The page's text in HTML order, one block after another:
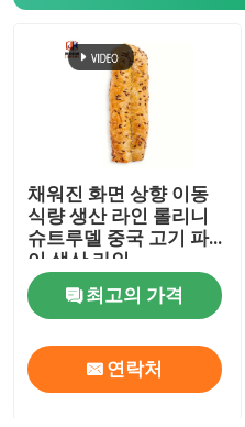
중국 고기 파이 생산 라인
채워진 화면 상향 이동
식량 생산 라인 롤리니
슈트루델 중국 고기 파
이 생산 라인
최고의 가격
연락처